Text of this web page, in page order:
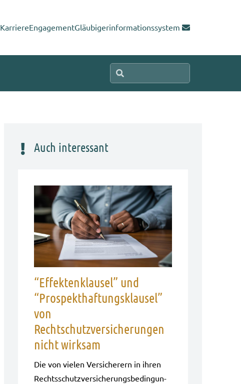
KarriereEngagementGläubigerinformationssystem
Auch interessant
“Effektenklausel” und
“Prospekthaftungsklausel”
von
Rechtschutzversicherungen
nicht wirksam
Die von vie­len Ver­si­che­rern in ihren
Rechts­schutz­ver­si­che­rungs­be­din­gun­